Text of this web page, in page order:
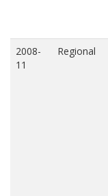
2008-
11
Regional